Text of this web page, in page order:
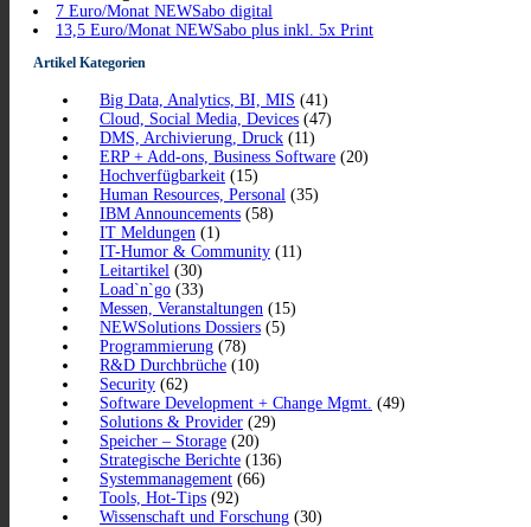
7 Euro/Monat NEWSabo digital
13,5 Euro/Monat NEWSabo plus inkl. 5x Print
Artikel Kategorien
Big Data, Analytics, BI, MIS (41)
Cloud, Social Media, Devices (47)
DMS, Archivierung, Druck (11)
ERP + Add-ons, Business Software (20)
Hochverfügbarkeit (15)
Human Resources, Personal (35)
IBM Announcements (58)
IT Meldungen (1)
IT-Humor & Community (11)
Leitartikel (30)
Load`n`go (33)
Messen, Veranstaltungen (15)
NEWSolutions Dossiers (5)
Programmierung (78)
R&D Durchbrüche (10)
Security (62)
Software Development + Change Mgmt. (49)
Solutions & Provider (29)
Speicher – Storage (20)
Strategische Berichte (136)
Systemmanagement (66)
Tools, Hot-Tips (92)
Wissenschaft und Forschung (30)